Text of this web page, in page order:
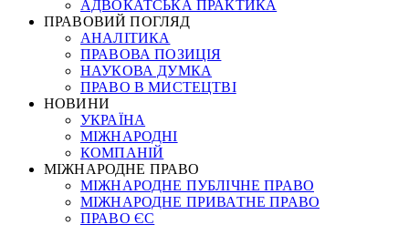
АДВОКАТСЬКА ПРАКТИКА
ПРАВОВИЙ ПОГЛЯД
АНАЛІТИКА
ПРАВОВА ПОЗИЦІЯ
НАУКОВА ДУМКА
ПРАВО В МИСТЕЦТВІ
НОВИНИ
УКРАЇНА
МІЖНАРОДНІ
КОМПАНІЙ
МІЖНАРОДНЕ ПРАВО
МІЖНАРОДНЕ ПУБЛІЧНЕ ПРАВО
МІЖНАРОДНЕ ПРИВАТНЕ ПРАВО
ПРАВО ЄС